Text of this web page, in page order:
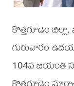
కొత్తగూడెం
గురువారం
104వ జయంతి